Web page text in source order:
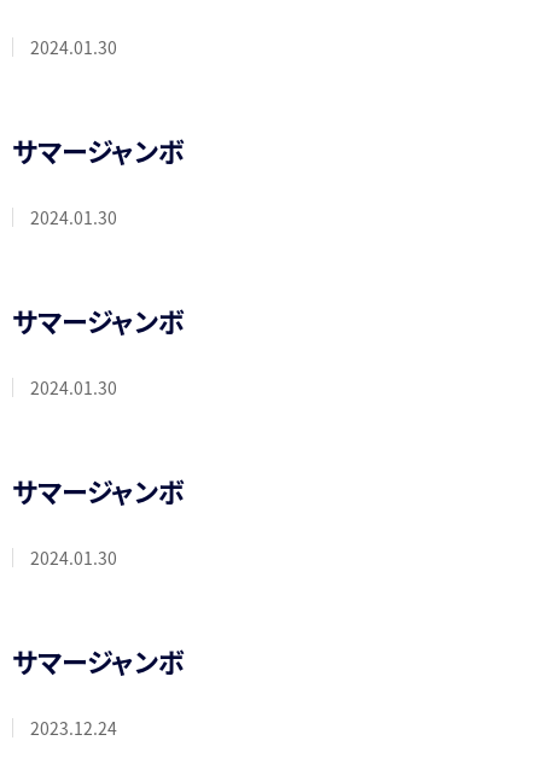
2024.01.30
サマージャンボ
2024.01.30
サマージャンボ
2024.01.30
サマージャンボ
2024.01.30
サマージャンボ
2023.12.24